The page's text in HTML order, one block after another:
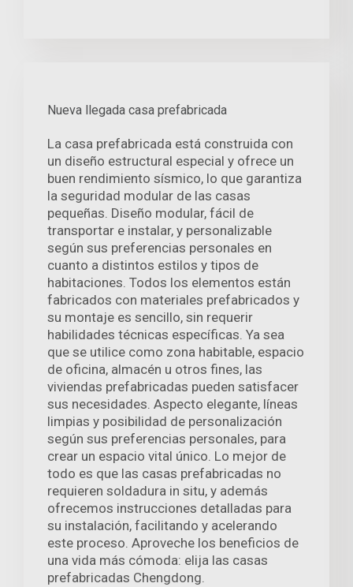
Nueva llegada casa prefabricada
La casa prefabricada está construida con
un diseño estructural especial y ofrece un
buen rendimiento sísmico, lo que garantiza
la seguridad modular de las casas
pequeñas. Diseño modular, fácil de
transportar e instalar, y personalizable
según sus preferencias personales en
cuanto a distintos estilos y tipos de
habitaciones. Todos los elementos están
fabricados con materiales prefabricados y
su montaje es sencillo, sin requerir
habilidades técnicas específicas. Ya sea
que se utilice como zona habitable, espacio
de oficina, almacén u otros fines, las
viviendas prefabricadas pueden satisfacer
sus necesidades. Aspecto elegante, líneas
limpias y posibilidad de personalización
según sus preferencias personales, para
crear un espacio vital único. Lo mejor de
todo es que las casas prefabricadas no
requieren soldadura in situ, y además
ofrecemos instrucciones detalladas para
su instalación, facilitando y acelerando
este proceso. Aproveche los beneficios de
una vida más cómoda: elija las casas
prefabricadas Chengdong.